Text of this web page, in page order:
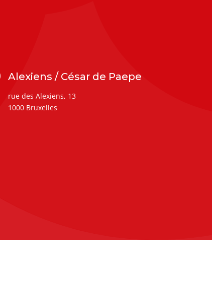
Alexiens / César de Paepe
rue des Alexiens, 13
1000 Bruxelles